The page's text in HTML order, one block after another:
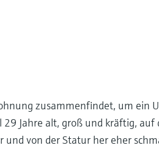
zusammenfindet, um ein
Jahre alt, groß und kräftig,
und von der Statur her eher